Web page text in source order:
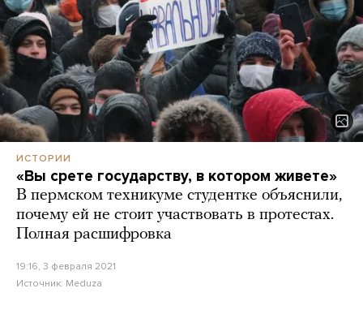
ИСТОРИИ
«Вы срете государству, в котором живете»
В пермском техникуме студентке объяснили,
почему ей не стоит участвовать в протестах.
Полная расшифровка
19:16, 3 февраля 2021
Источник: Meduza